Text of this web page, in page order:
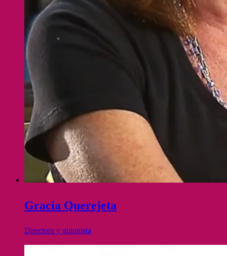
Gracia Querejeta
Directora y guionista